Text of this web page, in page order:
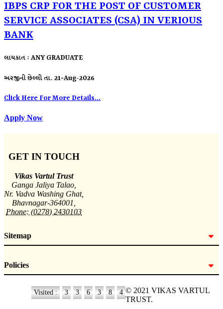
IBPS CRP FOR THE POST OF CUSTOMER
SERVICE ASSOCIATES (CSA) IN VERIOUS
BANK
લાયકાત : ANY GRADUATE
અરજીની છેલ્લી તા. 21-Aug-2026
Click Here For More Details...
Apply Now
GET IN TOUCH
Vikas Vartul Trust
Ganga Jaliya Talao,
Nr. Vadva Washing Ghat,
Bhavnagar-364001,
Phone: (0278) 2430103
Sitemap
Policies
Visited : 3 3 6 3 8 4 © 2021 VIKAS VARTUL
TRUST.